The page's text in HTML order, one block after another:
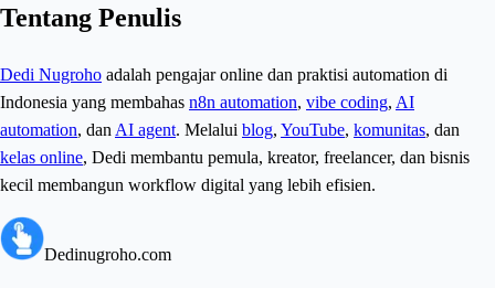
Tentang Penulis
Dedi Nugroho adalah pengajar online dan praktisi automation di
Indonesia yang membahas n8n automation, vibe coding, AI
automation, dan AI agent. Melalui blog, YouTube, komunitas, dan
kelas online, Dedi membantu pemula, kreator, freelancer, dan bisnis
kecil membangun workflow digital yang lebih efisien.
Dedinugroho.com